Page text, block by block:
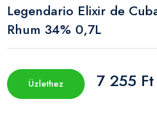
Legendario Elixir de
Rhum 34% 0,7L
Üzlethez 7 255 Ft